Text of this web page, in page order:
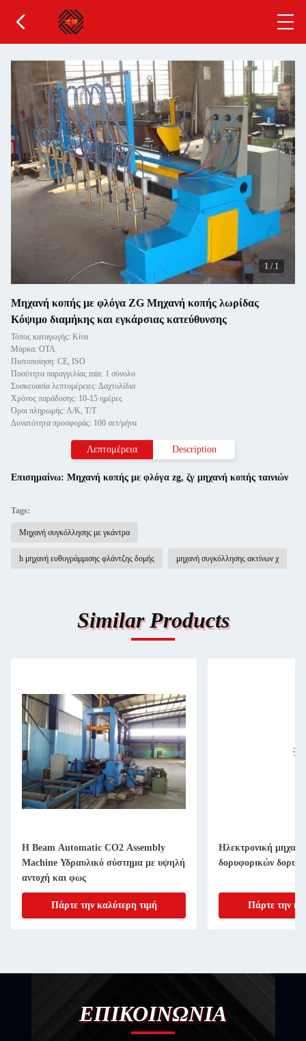
1 / 1
Μηχανή κοπής με φλόγα ZG Μηχανή κοπής λωρίδας
Κόψιμο διαμήκης και εγκάρσιας κατεύθυνσης
Τόπος καταγωγής: Κίνα
Μάρκα: OTA
Πιστοποίηση: CE, ISO
Ποσότητα παραγγελίας min: 1 σύνολο
Συσκευασία λεπτομέρειες: Δαχτυλίδια
Χρόνος παράδοσης: 10-15 ημέρες
Όροι πληρωμής: Λ/Κ, Τ/Τ
Δυνατότητα προσφοράς: 100 σετ/μήνα
Λεπτομέρεια Description
Επισημαίνω: Μηχανή κοπής με φλόγα zg, ζγ μηχανή κοπής ταινιών
Tags:
Μηχανή συγκόλλησης με γκάντρα
h μηχανή ευθυγράμμισης φλάντζης δομής μηχανή συγκόλλησης ακτίνων χ
Similar Products
H Beam Automatic CO2 Assembly
Machine Υδραυλικό σύστημα με υψηλή
αντοχή και φως
Πάρτε την καλύτερη τιμή
Ηλεκτρονική
δορυφορικών
Πάρτε την
ΕΠΙΚΟΙΝΩΝΙΑ